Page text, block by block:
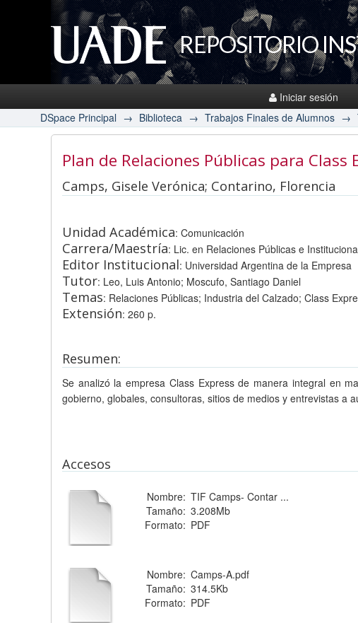
REPOSITORIO
Iniciar sesión
DSpace Principal → Biblioteca → Trabajos Finales de Alumnos →
Plan de Relaciones Públicas para Class
Camps, Gisele Verónica; Contarino, Florencia
Unidad Académica: Comunicación
Carrera/Maestría: Lic. en Relaciones Públicas e
Editor Institucional: Universidad Argentina de la Empresa
Tutor: Leo, Luis Antonio; Moscufo, Santiago Daniel
Temas: Relaciones Públicas; Industria del Calzado; Class
Extensión: 260 p.
Resumen:
Se analizó la empresa Class Express de manera integral en
gobierno, globales, consultoras, sitios de medios y entrevistas a
Accesos
Nombre: TIF Camps- Contar ...
Tamaño: 3.208Mb
Formato: PDF
Nombre: Camps-A.pdf
Tamaño: 314.5Kb
Formato: PDF